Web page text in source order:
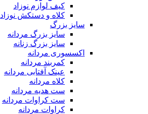
کیف لوازم نوزاد
کلاه و دستکش نوزاد
سایز بزرگ
سایز بزرگ مردانه
سایز بزرگ زنانه
اکسسوری مردانه
کمربند مردانه
عینک آفتابی مردانه
کلاه مردانه
ست هدیه مردانه
ست کراوات مردانه
کراوات مردانه